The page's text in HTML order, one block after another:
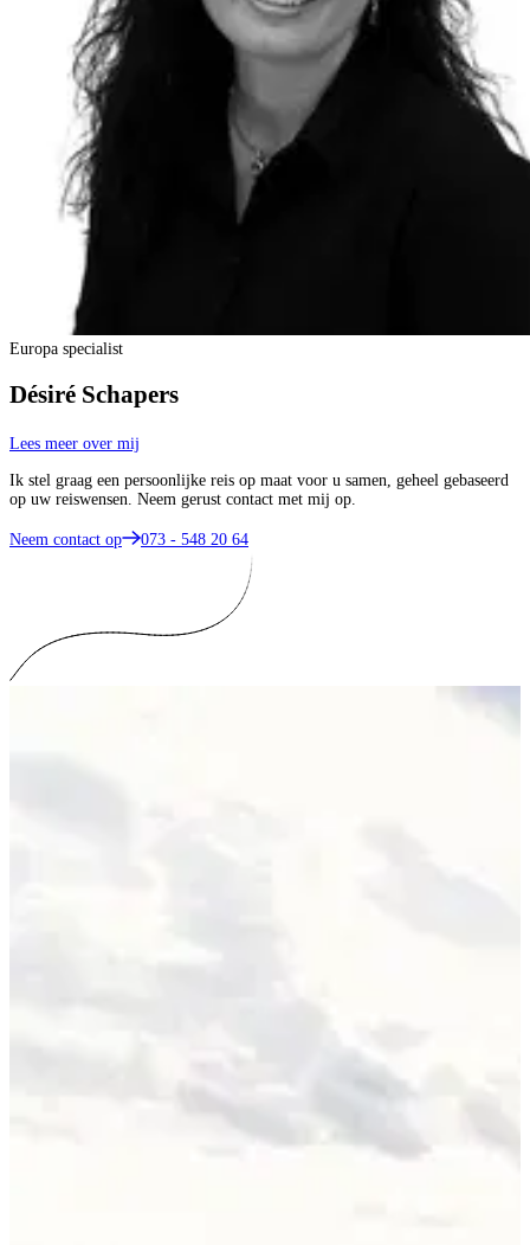
Europa specialist
Désiré Schapers
Lees meer over mij
Ik stel graag een persoonlijke reis op maat voor u samen, geheel gebaseerd
op uw reiswensen. Neem gerust contact met mij op.
Neem contact op 073 - 548 20 64